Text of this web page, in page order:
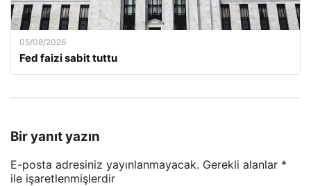
05/08/2026
Fed faizi sabit tuttu
Bir yanıt yazın
E-posta adresiniz yayınlanmayacak. Gerekli alanlar *
ile işaretlenmişlerdir